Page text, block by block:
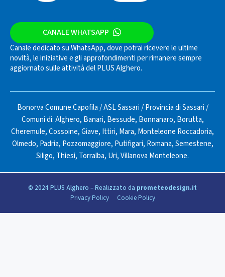
CANALE WHATSAPP
Canale dedicato su WhatsApp, dove potrai ricevere le ultime
novità, le iniziative e gli approfondimenti per rimanere sempre
aggiornato sulle attività del PLUS Alghero.
Bonorva Comune Capofila/ASL Sassari/Provincia di Sassari/
Comuni di:Alghero, Banari, Bessude, Bonnanaro, Borutta,
Cheremule,Cossoine,Giave, Ittiri, Mara, Monteleone Roccadoria,
Olmedo, Padria, Pozzomaggiore, Putifigari, Romana,Semestene,
Siligo, Thiesi, Torralba, Uri,Villanova Monteleone.
© 2024 PLUS Alghero – Realizzato da prometeodesign.it
Privacy Policy
Cookie Policy